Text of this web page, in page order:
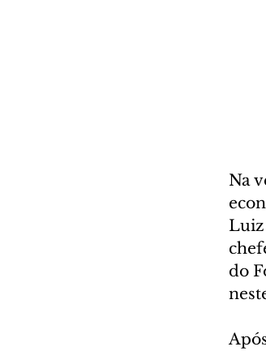
Na
Luiz
do